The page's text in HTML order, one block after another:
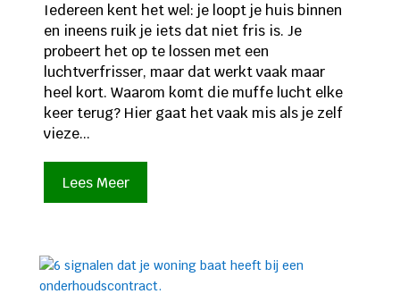
Iedereen kent het wel: je loopt je huis binnen
en ineens ruik je iets dat niet fris is. Je
probeert het op te lossen met een
luchtverfrisser, maar dat werkt vaak maar
heel kort. Waarom komt die muffe lucht elke
keer terug? Hier gaat het vaak mis als je zelf
vieze...
Lees Meer